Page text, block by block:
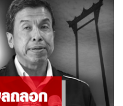
ฐบาล ออก”พระราช
งินเพื่อแก้ไขปัญหาผลกระ
และสร้างการเปลี่ยนผ่าน
งเงิน 4 แสนล้านบาท”ไม่
ค 1หรือไม่